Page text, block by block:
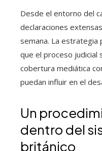
Desde el entorno del
declaraciones
semana. La
que el proceso judicial
cobertura mediática
puedan influir en el
Un
dentro del
británico